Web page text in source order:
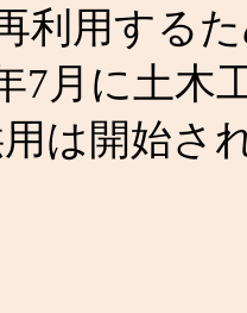
利用する
7月に土木
は開始さ